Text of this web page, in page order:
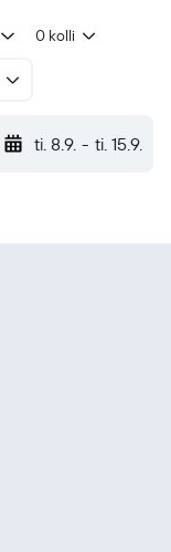
0 kolli
ti. 8.9. - ti. 15.9.